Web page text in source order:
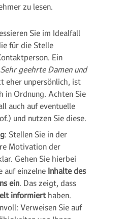
zu lesen.
Sie im Idealfall
für die Stelle
Ein
Sehr geehrte Damen und
eher unpersönlich, ist
in Ordnung. Achten Sie
auch auf eventuelle
und nutzen Sie diese.
: Stellen Sie in der
Motivation der
Gehen Sie hierbei
auf einzelne Inhalte des
ein. Das zeigt, dass
informiert haben.
Verweisen Sie auf